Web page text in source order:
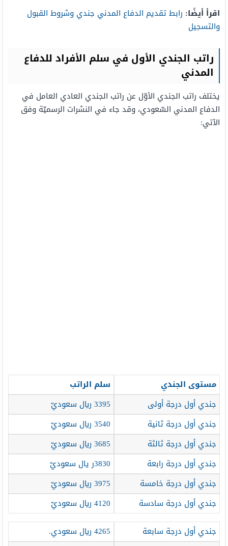
اقرأ أيضًا: رابط تقديم الدفاع المدني جندي وشروط القبول
والتسجيل
راتب الجندي الأول في سلم الأفراد للدفاع
المدني
يختلف راتب الجندي الأوّل عن راتب الجندي العادي العامل في
الدفاع المدني السّعودي، وقد جاء في النشرات الرسميّة وفق
الآتي:
مستوى الجندي
سلم الراتب
جندي أول درجة أولى
3395 ريال سعوديّ
جندي أول درجة ثانية
3540 ريال سعوديّ
جندي أول درجة ثالثة
3685 ريال سعوديّ
جندي أول درجة رابعة
3830ر يال سعوديّ
جندي أول درجة خامسة
3975 ريال سعوديّ
جندي أول درجة سادسة
4120 ريال سعوديّ
جندي أول درجة سابعة
4265 ريال سعودي.